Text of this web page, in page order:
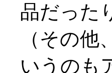
品だった
（その
いうのも